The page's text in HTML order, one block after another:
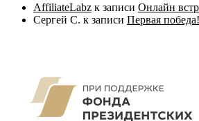
AffiliateLabz к записи Онлайн
Сергей С. к записи Первая победа!